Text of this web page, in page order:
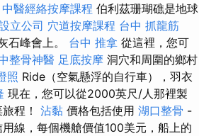
中醫經絡按摩課程 伯利茲珊瑚礁是地球
立公司 穴道按摩課程 台中 抓龍筋
石峰會上。 台中 推拿 從這裡，您可
整骨神醫 足底按摩 洞穴和周圍的鄉村
照 Ride（空氣懸浮的自行車），羽衣
現在，您可以從2000英尺/人那裡製
程！ 沾黏 價格包括使用 湖口整骨 -
線，每個機艙價值100美元，船上的